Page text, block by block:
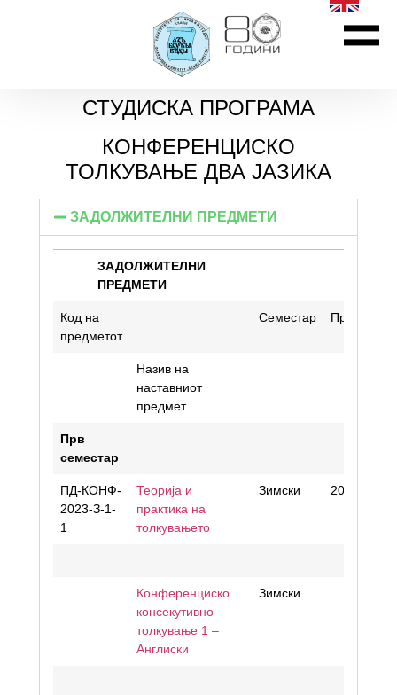
СТУДИСКА ПРОГРАМА
КОНФЕРЕНЦИСКО
ТОЛКУВАЊЕ ДВА ЈАЗИКА
ЗАДОЛЖИТЕЛНИ ПРЕДМЕТИ
ЗАДОЛЖИТЕЛНИ
ПРЕДМЕТИ
Код на
предметот
Семестар Предавања
Назив на
наставниот
предмет
Прв
семестар
ПД-КОНФ-
2023-З-1-
1
Теорија и
практика на
толкувањето
Зимски 20
Конференциско
консекутивно
толкување 1 –
Англиски
Зимски